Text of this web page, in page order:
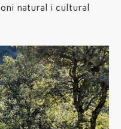
natural i cultural